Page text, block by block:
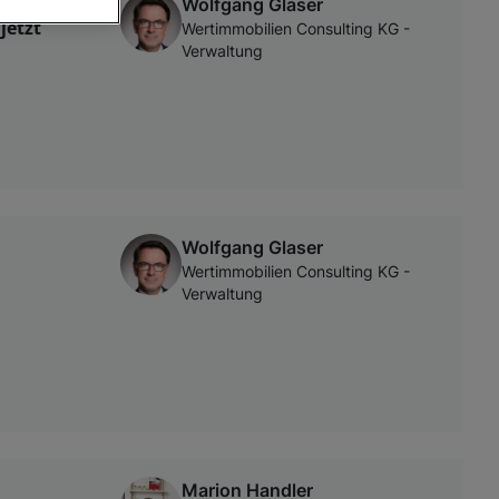
jetzt
Wertimmobilien Consulting KG -
Verwaltung
Wolfgang Glaser
Wertimmobilien Consulting KG -
Verwaltung
Marion Handler
der